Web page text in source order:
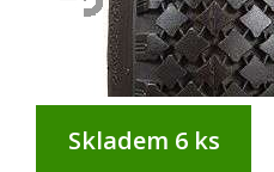
Skladem 6 ks